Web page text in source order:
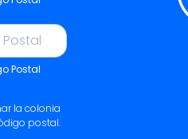
Postal
la colonia
postal.